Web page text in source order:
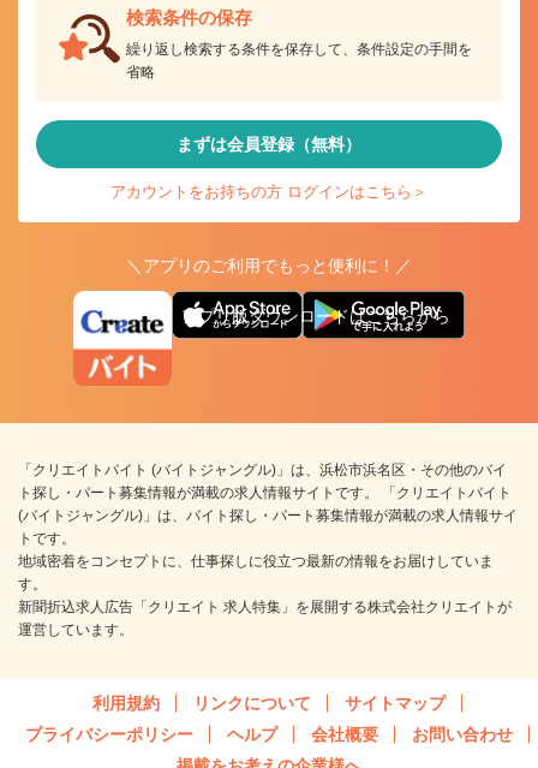
検索条件の保存
繰り返し検索する条件を保存して、条件設定の手間を
省略
まずは会員登録（無料）
アカウントをお持ちの方 ログインはこちら＞
＼アプリのご利用でもっと便利に！／
アプリ版ダウンロードはこちらから
「クリエイトバイト (バイトジャングル)」は、浜松市浜名区・その他のバイ
ト探し・パート募集情報が満載の求人情報サイトです。 「クリエイトバイト
(バイトジャングル)」は、バイト探し・パート募集情報が満載の求人情報サイ
トです。
地域密着をコンセプトに、仕事探しに役立つ最新の情報をお届けしていま
す。
新聞折込求人広告「クリエイト 求人特集」を展開する株式会社クリエイトが
運営しています。
利用規約 リンクについて
サイトマップ
プライバシーポリシー
ヘルプ 会社概要
お問い合わせ